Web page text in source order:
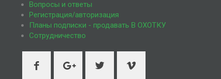
Вопросы и ответы
Регистрация/авторизация
Планы подписки - продавать В ОХОТКУ
Сотрудничество